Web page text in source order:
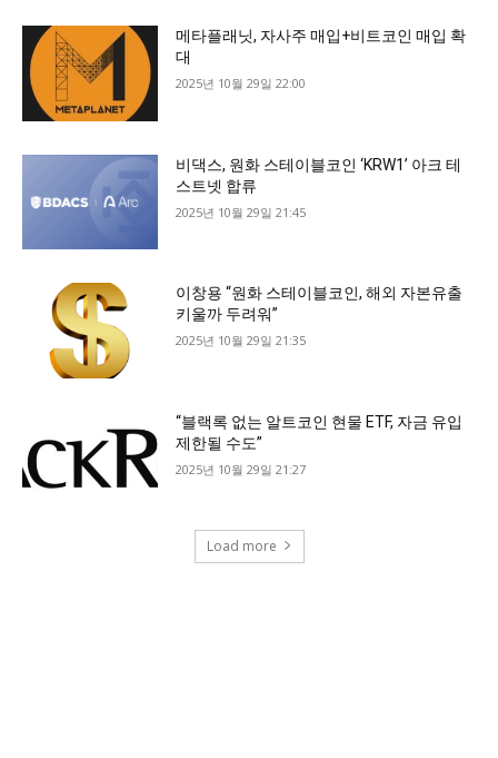
메타플래닛, 자사주 매입+비트코인 매입 확
대
2025년 10월 29일 22:00
비댁스, 원화 스테이블코인 ‘KRW1’ 아크 테
스트넷 합류
2025년 10월 29일 21:45
이창용 “원화 스테이블코인, 해외 자본유출
키울까 두려워”
2025년 10월 29일 21:35
“블랙록 없는 알트코인 현물 ETF, 자금 유입
제한될 수도”
2025년 10월 29일 21:27
Load more